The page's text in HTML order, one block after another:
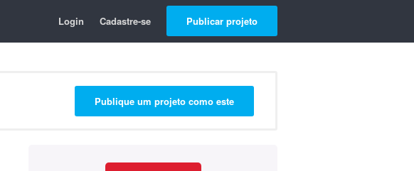
Login Cadastre-se Publicar projeto
Publique um projeto como este